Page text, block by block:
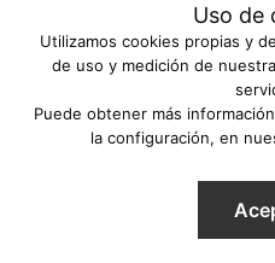
Uso de
Utilizamos cookies propias y
de uso y medición de
Puede obtener más
la configuración, en